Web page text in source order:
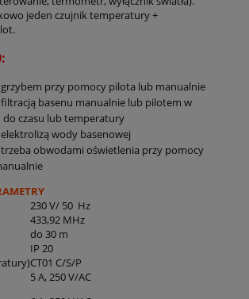
jeden czujnik temperatury +
przy pomocy pilota lub manualnie
basenu manualnie lub pilotem w
do czasu lub temperatury
wody basenowej
obwodami oświetlenia przy pomocy
230 V/ 50 Hz
433,92 MHz
do 30 m
IP 20
CT01 C/S/P
5 A, 250 V/AC